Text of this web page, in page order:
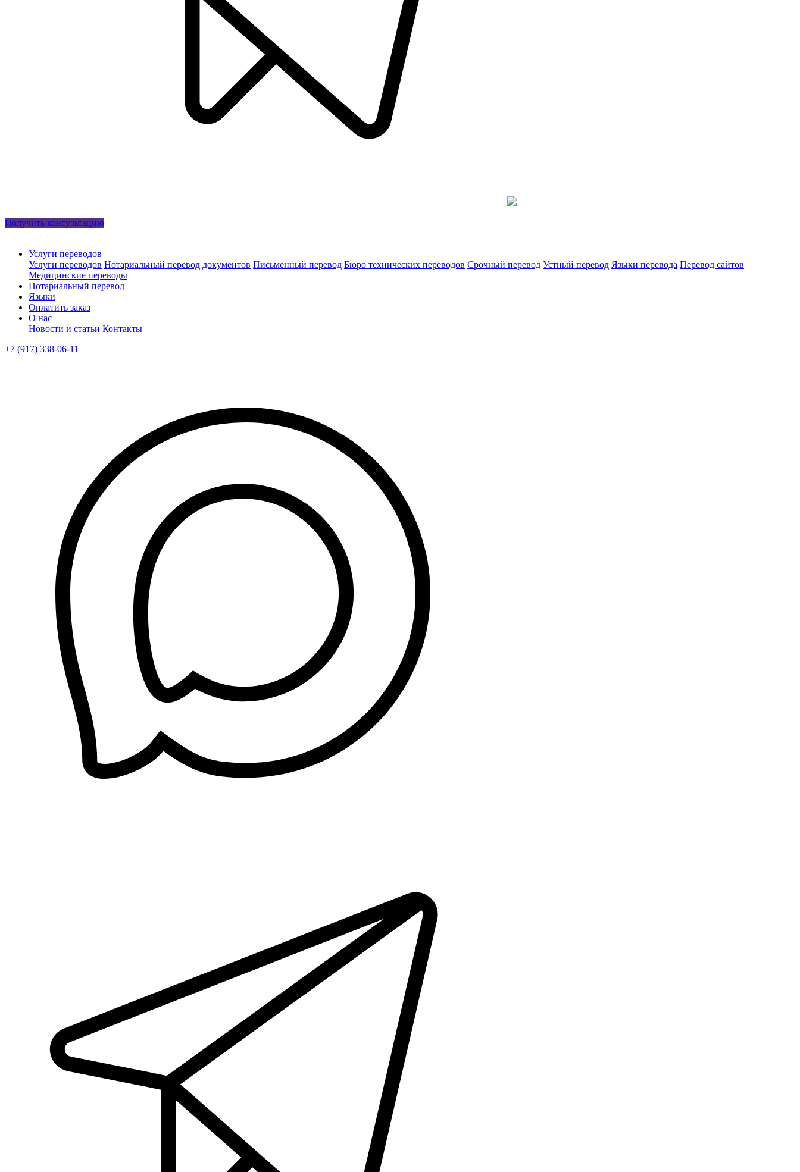
Получить консультацию
Услуги переводов
Услуги переводов Нотариальный перевод документов Письменный перевод Бюро технических переводов Срочный перевод Устный перевод Языки перевода Перевод сайтов
Медицинские переводы
Нотариальный перевод
Языки
Оплатить заказ
О нас
Новости и статьи Контакты
+7 (917) 338-06-11